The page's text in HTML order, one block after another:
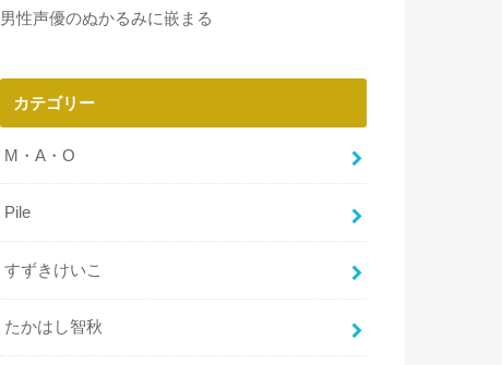
男性声優のぬかるみに嵌まる
カテゴリー
M・A・O
Pile
すずきけいこ
たかはし智秋